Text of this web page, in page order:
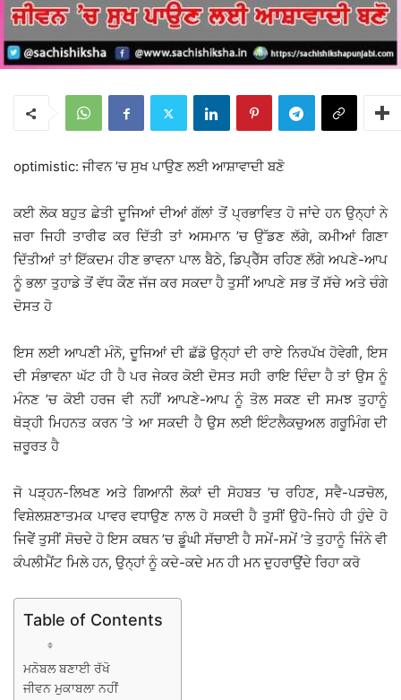
optimistic: ਜੀਵਨ ’ਚ ਸੁਖ ਪਾਉਣ ਲਈ ਆਸ਼ਾਵਾਦੀ ਬਣੋ
ਕਈ ਲੋਕ ਬਹੁਤ ਛੇਤੀ ਦੂਜਿਆਂ ਦੀਆਂ ਗੱਲਾਂ ਤੋਂ ਪ੍ਰਭਾਵਿਤ ਹੋ ਜਾਂਦੇ ਹਨ ਉਨ੍ਹਾਂ ਨੇ
ਜ਼ਰਾ ਜਿਹੀ ਤਾਰੀਫ ਕਰ ਦਿੱਤੀ ਤਾਂ ਅਸਮਾਨ ’ਚ ਉੱਡਣ ਲੱਗੇ, ਕਮੀਆਂ ਗਿਣਾ
ਦਿੱਤੀਆਂ ਤਾਂ ਇੱਕਦਮ ਹੀਣ ਭਾਵਨਾ ਪਾਲ ਬੈਠੇ, ਡਿਪ੍ਰੈੱਸ ਰਹਿਣ ਲੱਗੇ ਅਪਣੇ-ਆਪ
ਨੂੰ ਭਲਾ ਤੁਹਾਡੇ ਤੋਂ ਵੱਧ ਕੌਣ ਜੱਜ ਕਰ ਸਕਦਾ ਹੈ ਤੁਸੀਂ ਆਪਣੇ ਸਭ ਤੋਂ ਸੱਚੇ ਅਤੇ ਚੰਗੇ
ਦੋਸਤ ਹੋ
ਇਸ ਲਈ ਆਪਣੀ ਮੰਨੋ, ਦੂਜਿਆਂ ਦੀ ਛੱਡੋ ਉਨ੍ਹਾਂ ਦੀ ਰਾਏ ਨਿਰਪੱਖ ਹੋਵੇਗੀ, ਇਸ
ਦੀ ਸੰਭਾਵਨਾ ਘੱਟ ਹੀ ਹੈ ਪਰ ਜੇਕਰ ਕੋਈ ਦੋਸਤ ਸਹੀ ਰਾਇ ਦਿੰਦਾ ਹੈ ਤਾਂ ਉਸ ਨੂੰ
ਮੰਨਣ ’ਚ ਕੋਈ ਹਰਜ ਵੀ ਨਹੀਂ ਆਪਣੇ-ਆਪ ਨੂੰ ਤੋਲ ਸਕਣ ਦੀ ਸਮਝ ਤੁਹਾਨੂੰ
ਥੋੜ੍ਹੀ ਮਿਹਨਤ ਕਰਨ ’ਤੇ ਆ ਸਕਦੀ ਹੈ ਉਸ ਲਈ ਇੰਟਲੈਕਚੁਅਲ ਗਰੂਮਿੰਗ ਦੀ
ਜ਼ਰੂਰਤ ਹੈ
ਜੋ ਪੜ੍ਹਨ-ਲਿਖਣ ਅਤੇ ਗਿਆਨੀ ਲੋਕਾਂ ਦੀ ਸੋਹਬਤ ’ਚ ਰਹਿਣ, ਸਵੈ-ਪੜਚੋਲ,
ਵਿਸ਼ੇਲਸ਼ਣਾਤਮਕ ਪਾਵਰ ਵਧਾਉਣ ਨਾਲ ਹੋ ਸਕਦੀ ਹੈ ਤੁਸੀਂ ਉਹੋ-ਜਿਹੇ ਹੀ ਹੁੰਦੇ ਹੋ
ਜਿਵੇੇਂ ਤੁਸੀਂ ਸੋਚਦੇ ਹੋ ਇਸ ਕਥਨ ’ਚ ਡੂੰਘੀ ਸੱਚਾਈ ਹੈ ਸਮੇਂ-ਸਮੇਂ ’ਤੇ ਤੁਹਾਨੂੰ ਜਿੰਨੇ ਵੀ
ਕੰਪਲੀਮੈਂਟ ਮਿਲੇ ਹਨ, ਉਨ੍ਹਾਂ ਨੂੰ ਕਦੇ-ਕਦੇ ਮਨ ਹੀ ਮਨ ਦੁਹਰਾਉਂਦੇ ਰਿਹਾ ਕਰੋ
Table of Contents
ਮਨੋਬਲ ਬਣਾਈ ਰੱਖੋ
ਜੀਵਨ ਮੁਕਾਬਲਾ ਨਹੀਂ